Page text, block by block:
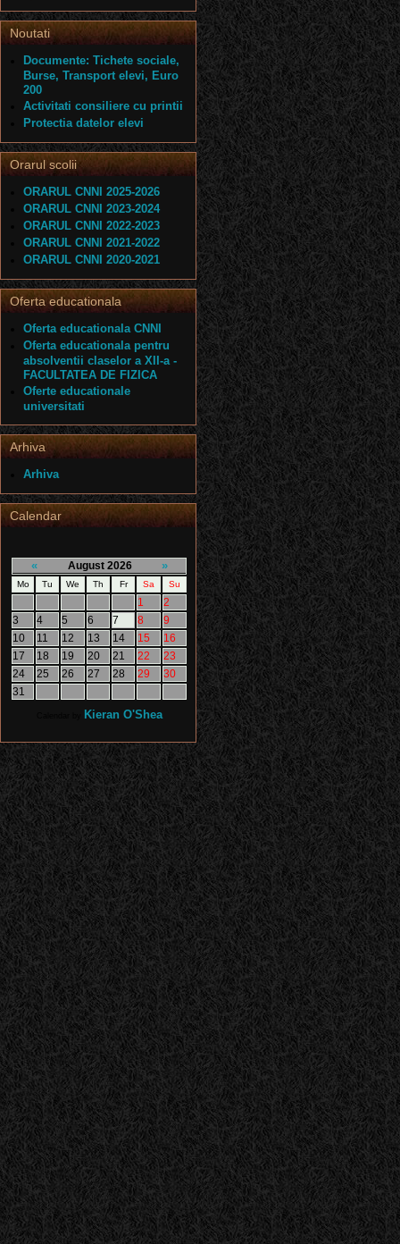
Noutati
Documente: Tichete sociale,
Burse, Transport elevi, Euro
200
Activitati consiliere cu printii
Protectia datelor elevi
Orarul scolii
ORARUL CNNI 2025-2026
ORARUL CNNI 2023-2024
ORARUL CNNI 2022-2023
ORARUL CNNI 2021-2022
ORARUL CNNI 2020-2021
Oferta educationala
Oferta educationala CNNI
Oferta educationala pentru
absolventii claselor a XII-a -
FACULTATEA DE FIZICA
Oferte educationale
universitati
Arhiva
Arhiva
Calendar
« August 2026 »
Mo Tu We Th Fr Sa Su
1
2
3
4 5 6 7 8
9
10
11 12 13 14 15
16
17
18 19 20 21 22
23
24
25 26 27 28 29
30
31
Kieran O'Shea